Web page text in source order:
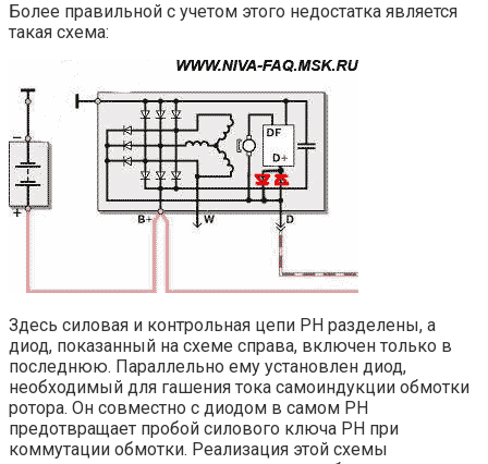
Более правильной с учетом этого недостатка является
такая схема:
Здесь силовая и контрольная цепи РН разделены, а
диод, показанный на схеме справа, включен только в
последнюю. Параллельно ему установлен диод,
необходимый для гашения тока самоиндукции обмотки
ротора. Он совместно с диодом в самом РН
предотвращает пробой силового ключа РН при
коммутации обмотки. Реализация этой схемы